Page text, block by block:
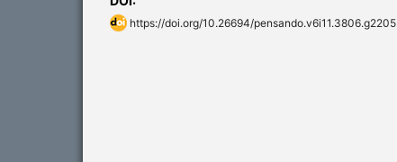
https://doi.org/10.26694/pensando.v6i11.3806.g2205